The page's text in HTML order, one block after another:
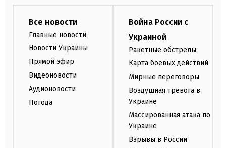
Все новости
Главные новости
Новости Украины
Прямой эфир
Видеоновости
Аудионовости
Погода
Война России с
Украиной
Ракетные обстрелы
Карта боевых действий
Мирные переговоры
Воздушная тревога в
Украине
Массированная атака по
Украине
Взрывы в России